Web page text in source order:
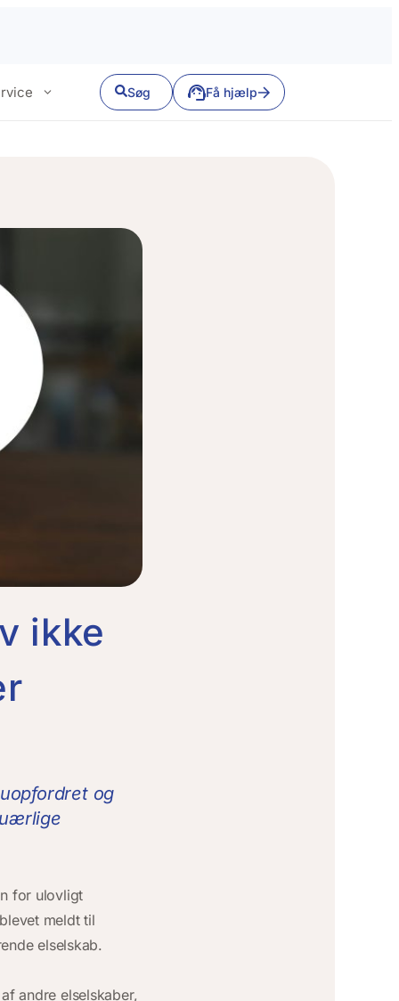
Søg Få hjælp
ikke
og
for ulovligt
meldt til
elselskab.
andre elselskaber,